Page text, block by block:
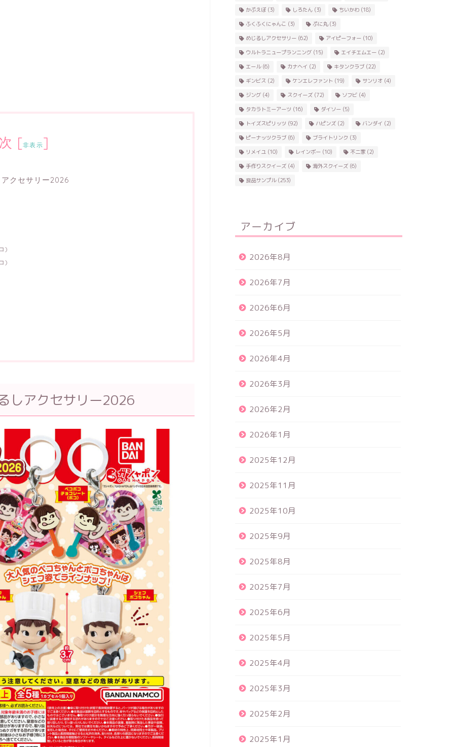
[非表示]
クセサリー2026
)
)
しアクセサリー2026
かぷえぼ(3) しろたん(3) ちいかわ(18)
ふくふくにゃんこ (3) ぷに丸(3)
めじるしアクセサリー(62) アイピーフォー(10)
ウルトラニュープランニング(15) エイチエムエー(2)
エール(6) カナヘイ (2) キタンクラブ(22)
ギンビス (2) ケンエレファント(19) サンリオ(4)
ジング(4) スクイーズ(72) ソフビ(4)
タカラトミーアーツ (16) ダイソー(5)
トイズスピリッツ (92) ハピンズ(2) バンダイ (2)
ピーナッツクラブ(6) ブライトリンク (3)
リメイユ(10) レインボー(10) 不二家(2)
手作りスクイーズ(4) 海外スクイーズ(6)
食品サンプル(253)
アーカイブ
2026年8月
2026年7月
2026年6月
2026年5月
2026年4月
2026年3月
2026年2月
2026年1月
2025年12月
2025年11月
2025年10月
2025年9月
2025年8月
2025年7月
2025年6月
2025年5月
2025年4月
2025年3月
2025年2月
2025年1月